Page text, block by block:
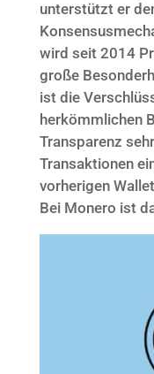
unterstützt er
wird seit 2014
große
ist die
herkömmlichen
Transparenz
Transaktionen
vorherigen
Bei Monero ist